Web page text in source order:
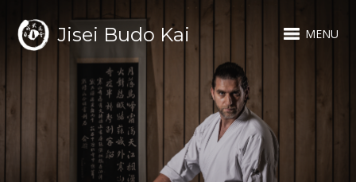
Jisei Budo Kai MENU